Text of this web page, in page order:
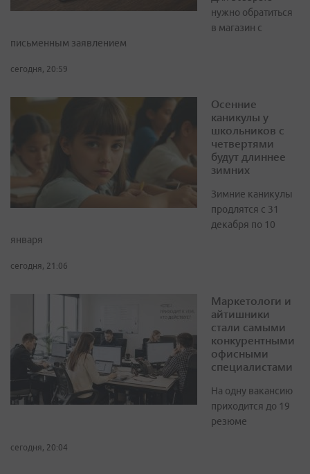
нужно обратиться
в магазин с
письменным заявлением
сегодня, 20:59
Осенние
каникулы у
школьников с
четвертями
будут длиннее
зимних
Зимние каникулы
продлятся с 31
декабря по 10
января
сегодня, 21:06
Маркетологи и
айтишники
стали самыми
конкурентными
офисными
специалистами
На одну вакансию
приходится до 19
резюме
сегодня, 20:04